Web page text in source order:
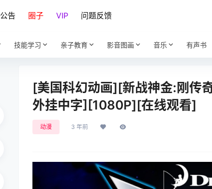
公告 圈子 VIP 问题反馈
技能学习 亲子教育 影音图画 音乐 有声书
[美国科幻动画][新战神金:刚传
外挂中字][1080P][在线观看]
动漫 3 年前